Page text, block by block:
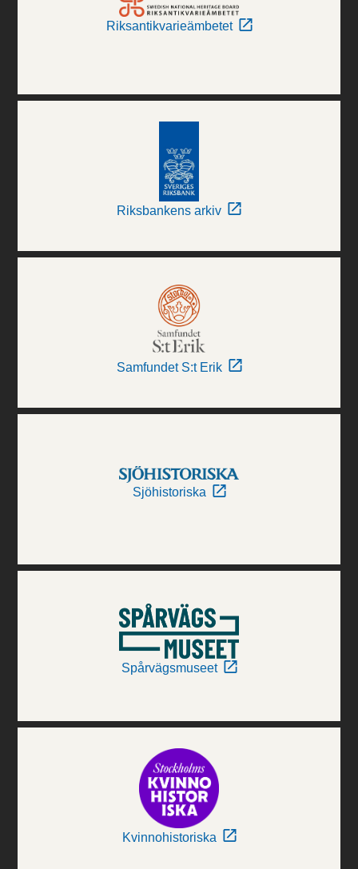
Riksantikvarieämbetet
Riksbankens arkiv
Samfundet S:t Erik
Sjöhistoriska
Spårvägsmuseet
Kvinnohistoriska